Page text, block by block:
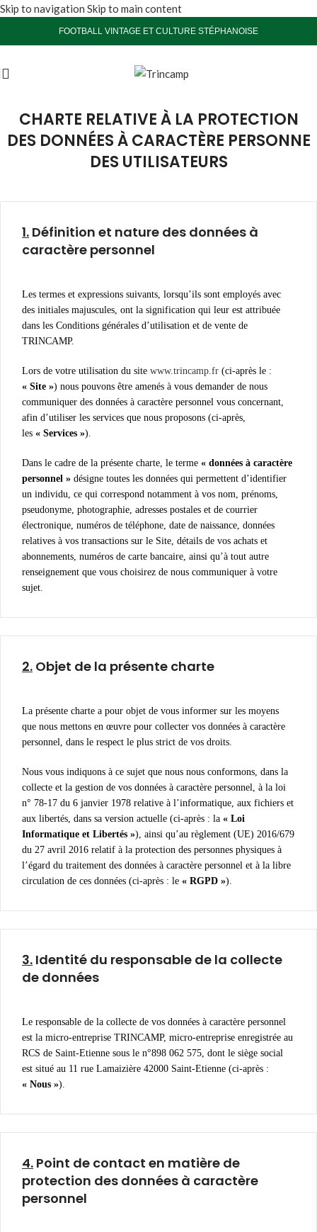
Skip to navigation Skip to main content
FOOTBALL VINTAGE ET CULTURE STÉPHANOISE
CHARTE RELATIVE À LA PROTECTION
DES DONNÉES À CARACTÈRE PERSONNE
DES UTILISATEURS
1. Définition et nature des données à
caractère personnel
Les termes et expressions suivants, lorsqu’ils sont employés avec
des initiales majuscules, ont la signification qui leur est attribuée
dans les Conditions générales d’utilisation et de vente de
TRINCAMP.
Lors de votre utilisation du site www.trincamp.fr (ci-après le :
« Site ») nous pouvons être amenés à vous demander de nous
communiquer des données à caractère personnel vous concernant,
afin d’utiliser les services que nous proposons (ci-après,
les « Services »).
Dans le cadre de la présente charte, le terme « données à caractère
personnel » désigne toutes les données qui permettent d’identifier
un individu, ce qui correspond notamment à vos nom, prénoms,
pseudonyme, photographie, adresses postales et de courrier
électronique, numéros de téléphone, date de naissance, données
relatives à vos transactions sur le Site, détails de vos achats et
abonnements, numéros de carte bancaire, ainsi qu’à tout autre
renseignement que vous choisirez de nous communiquer à votre
sujet.
2. Objet de la présente charte
La présente charte a pour objet de vous informer sur les moyens
que nous mettons en œuvre pour collecter vos données à caractère
personnel, dans le respect le plus strict de vos droits.
Nous vous indiquons à ce sujet que nous nous conformons, dans la
collecte et la gestion de vos données à caractère personnel, à la loi
n° 78-17 du 6 janvier 1978 relative à l’informatique, aux fichiers et
aux libertés, dans sa version actuelle (ci-après : la « Loi
Informatique et Libertés »), ainsi qu’au règlement (UE) 2016/679
du 27 avril 2016 relatif à la protection des personnes physiques à
l’égard du traitement des données à caractère personnel et à la libre
circulation de ces données (ci-après : le « RGPD »).
3. Identité du responsable de la collecte
de données
Le responsable de la collecte de vos données à caractère personnel
est la micro-entreprise TRINCAMP, micro-entreprise enregistrée au
RCS de Saint-Etienne sous le n°898 062 575, dont le siège social
est situé au 11 rue Lamaizière 42000 Saint-Etienne (ci-après :
« Nous »).
4. Point de contact en matière de
protection des données à caractère
personnel